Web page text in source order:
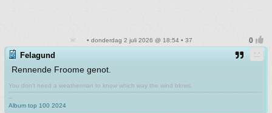
• donderdag 2 juli 2026 @ 18:54 • 37
Felagund
Rennende Froome genot.
You don't need a weatherman to know which way the wind blows.
-------------------------------------------------------------------------------------------------------------------------------------------
--
Album top 100 2024